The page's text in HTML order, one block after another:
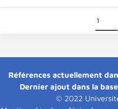
Références actuellement
Dernier ajout dans la
© 2022